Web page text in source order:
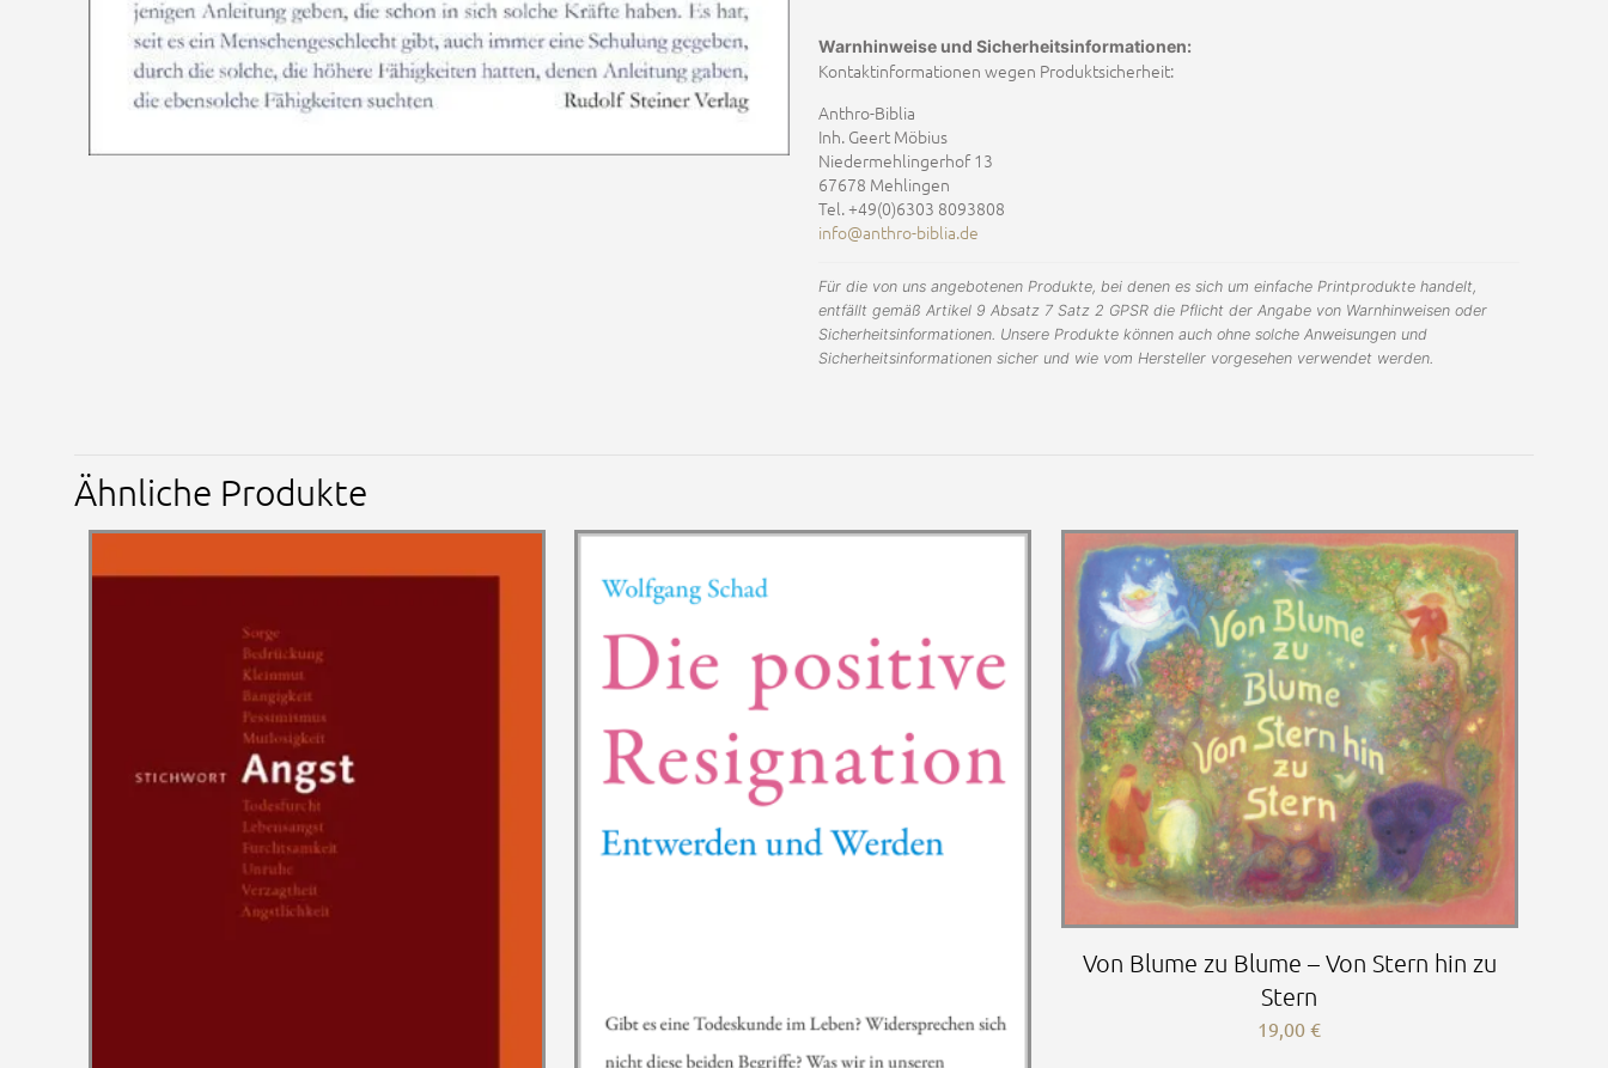
Warnhinweise und Sicherheitsinformationen:
Kontaktinformationen wegen Produktsicherheit:
Anthro-Biblia
Inh. Geert Möbius
Niedermehlingerhof 13
67678 Mehlingen
Tel. +49(0)6303 8093808
info@anthro-biblia.de
Für die von uns angebotenen Produkte, bei denen es sich um einfache Printprodukte handelt,
entfällt gemäß Artikel 9 Absatz 7 Satz 2 GPSR die Pflicht der Angabe von Warnhinweisen oder
Sicherheitsinformationen. Unsere Produkte können auch ohne solche Anweisungen und
Sicherheitsinformationen sicher und wie vom Hersteller vorgesehen verwendet werden.
Ähnliche Produkte
Von Blume zu Blume – Von Stern hin zu
Stern
19,00€